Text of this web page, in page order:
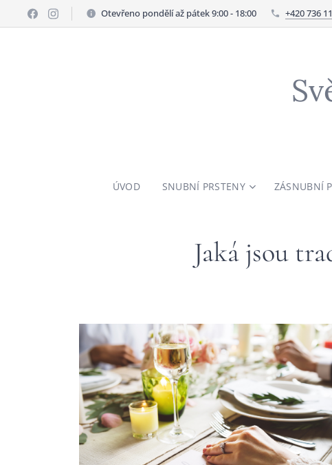
Otevřeno pondělí až pátek 9:00 - 18:00 +420 736
ÚVOD SNUBNÍ PRSTENY ZÁSNUBNÍ
Jaká jsou